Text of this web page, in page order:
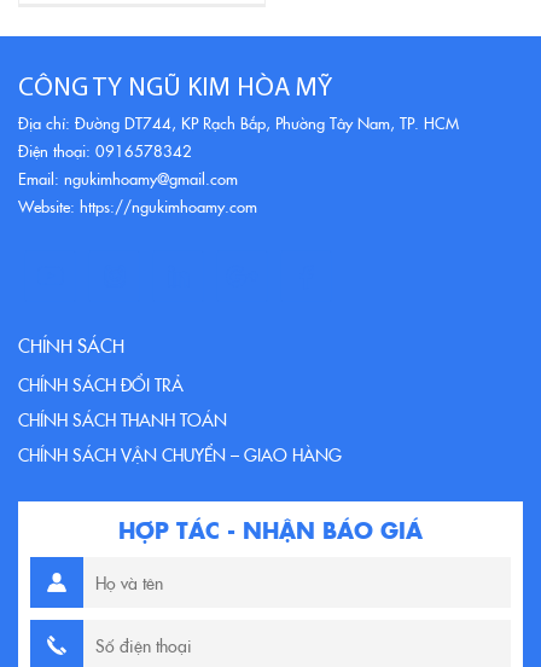
CÔNG TY NGŨ KIM HÒA MỸ
Địa chỉ: Đường DT744, KP Rạch Bắp, Phường Tây Nam, TP. HCM
Điện thoại: 0916578342
Email: ngukimhoamy@gmail.com
Website: https://ngukimhoamy.com
CHÍNH SÁCH
CHÍNH SÁCH ĐỔI TRẢ
CHÍNH SÁCH THANH TOÁN
CHÍNH SÁCH VẬN CHUYỂN – GIAO HÀNG
HỢP TÁC - NHẬN BÁO GIÁ